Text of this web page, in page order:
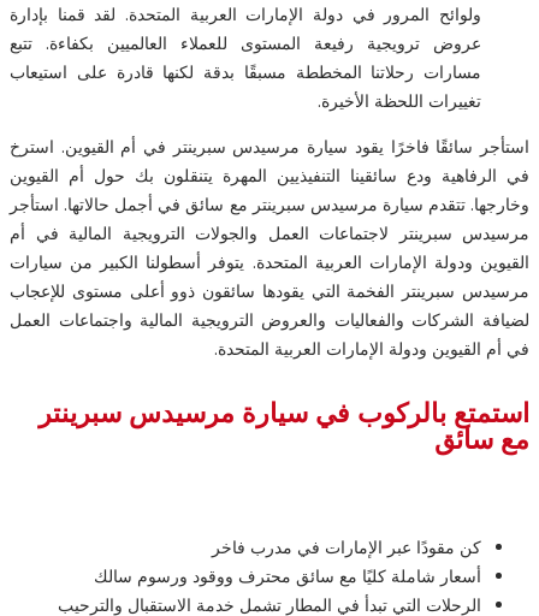
ولوائح المرور في دولة الإمارات العربية المتحدة. لقد قمنا بإدارة
عروض ترويجية رفيعة المستوى للعملاء العالميين بكفاءة. تتبع
مسارات رحلاتنا المخططة مسبقًا بدقة لكنها قادرة على استيعاب
تغييرات اللحظة الأخيرة.
استأجر سائقًا فاخرًا يقود سيارة مرسيدس سبرينتر في أم القيوين. استرخ
في الرفاهية ودع سائقينا التنفيذيين المهرة يتنقلون بك حول أم القيوين
وخارجها. تتقدم سيارة مرسيدس سبرينتر مع سائق في أجمل حالاتها. استأجر
مرسيدس سبرينتر لاجتماعات العمل والجولات الترويجية المالية في أم
القيوين ودولة الإمارات العربية المتحدة. يتوفر أسطولنا الكبير من سيارات
مرسيدس سبرينتر الفخمة التي يقودها سائقون ذوو أعلى مستوى للإعجاب
لضيافة الشركات والفعاليات والعروض الترويجية المالية واجتماعات العمل
في أم القيوين ودولة الإمارات العربية المتحدة.
استمتع بالركوب في سيارة مرسيدس سبرينتر
مع سائق
كن مقودًا عبر الإمارات في مدرب فاخر
أسعار شاملة كليًا مع سائق محترف ووقود ورسوم سالك
الرحلات التي تبدأ في المطار تشمل خدمة الاستقبال والترحيب